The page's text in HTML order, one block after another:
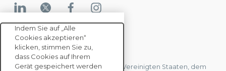
KONTAKTIEREN SIE UNS
Wir haben Büros in Frankreich, den Vereinigten Staaten, dem
Indem Sie auf „Alle
Cookies akzeptieren“
klicken, stimmen Sie zu,
dass Cookies auf Ihrem
Gerät gespeichert werden